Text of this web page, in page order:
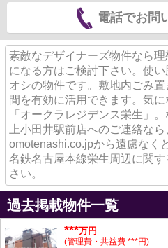
電話でお問
素敵なデザイナーズ物件なら
になる方はご検討下さい。使
オシの物件です。敷地内ごみ
間を有効に活用できます。気に
「オークラレジデンス栄生」
上小田井駅前店へのご連絡な
omotenashi.co.jpから遠慮なく
名鉄名古屋本線栄生周辺に関
さい。
過去掲載物件一覧
***万円
(管理費・共益費 ***円)